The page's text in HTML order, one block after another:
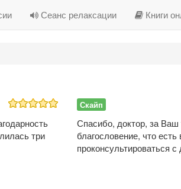
Сеанс релаксации Книги
три
Скайп
Спасибо, доктор, за
благословение, что
проконсультироваться